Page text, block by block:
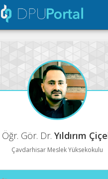
Öğr. Gör. Dr.Yıldırım
Çavdarhisar Meslek Yüksekokulu